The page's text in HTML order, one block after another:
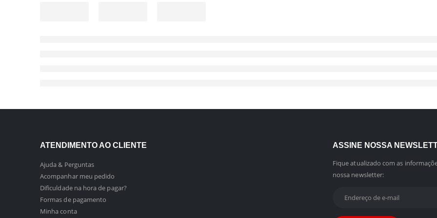
ATENDIMENTO AO CLIENTE
Ajuda & Perguntas
Acompanhar meu pedido
Dificuldade na hora de pagar?
Formas de pagamento
Minha conta
ASSINE NOSSA
Fique atualizado com as
nossa newsletter: